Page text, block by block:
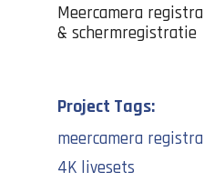
Meercamera
& schermregistratie
Project Tags:
meercamera
4K livesets